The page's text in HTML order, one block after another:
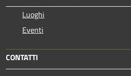
Luoghi
Eventi
CONTATTI